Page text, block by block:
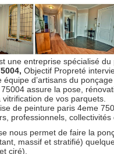
une entreprise spécialisé du
Objectif Propreté
équipe d’artisans du
assure la pose,
de vos parquets.
de peinture paris 4eme
professionnels, collectivités
nous permet de faire la
massif et stratifié)
ciré).